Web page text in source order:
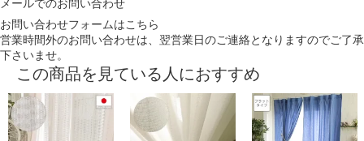
メールでのお問い合わせ
お問い合わせフォームはこちら
営業時間外のお問い合わせは、翌営業日のご連絡となりますのでご了承
下さいませ。
この商品を見ている人におすすめ